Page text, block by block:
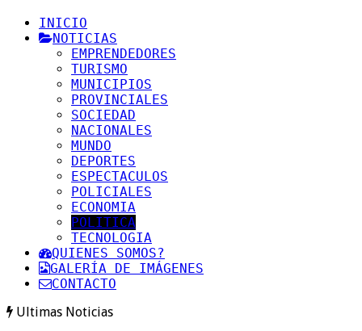
INICIO
NOTICIAS
EMPRENDEDORES
TURISMO
MUNICIPIOS
PROVINCIALES
SOCIEDAD
NACIONALES
MUNDO
DEPORTES
ESPECTACULOS
POLICIALES
ECONOMIA
POLITICA
TECNOLOGIA
QUIENES SOMOS?
GALERÍA DE IMÁGENES
CONTACTO
Ultimas Noticias